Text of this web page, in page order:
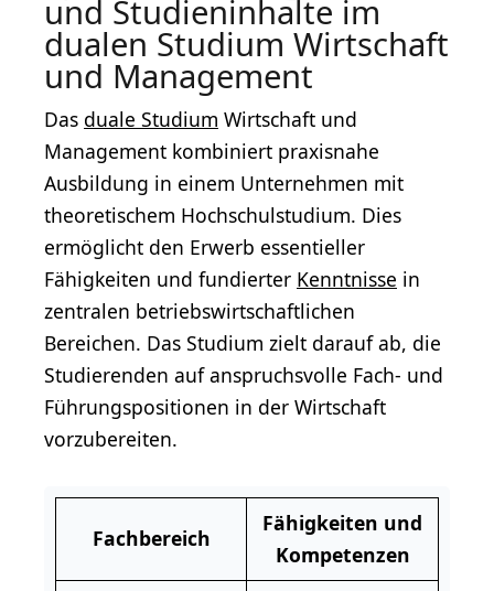
und Studieninhalte im
dualen Studium Wirtschaft
und Management
Das duale Studium Wirtschaft und
Management kombiniert praxisnahe
Ausbildung in einem Unternehmen mit
theoretischem Hochschulstudium. Dies
ermöglicht den Erwerb essentieller
Fähigkeiten und fundierter Kenntnisse in
zentralen betriebswirtschaftlichen
Bereichen. Das Studium zielt darauf ab, die
Studierenden auf anspruchsvolle Fach- und
Führungspositionen in der Wirtschaft
vorzubereiten.
Fachbereich
Fähigkeiten und
Kompetenzen